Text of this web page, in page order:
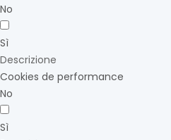
No
Sì
Descrizione
Cookies de performance
No
Sì